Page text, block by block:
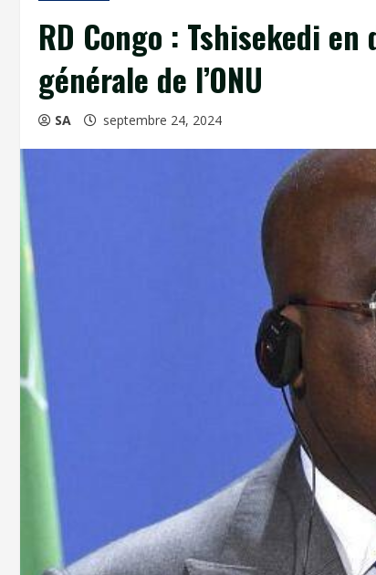
RD Congo : Tshisekedi
générale de l’ONU
SA septembre 24, 2024